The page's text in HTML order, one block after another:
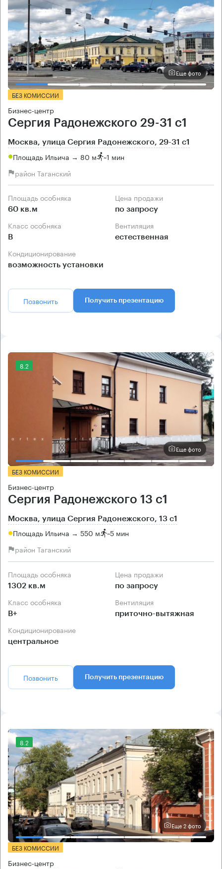
Еще фото
БЕЗ КОМИССИИ
Бизнес-центр
Сергия Радонежского 29-31 с1
Москва, улица Сергия Радонежского, 29-31 с1
Площадь Ильича → 80 м ~1 мин
район Таганский
Площадь особняка
60 кв.м
Цена продажи
по запросу
Класс особняка
B
Вентиляция
естественная
Кондиционирование
возможность установки
Позвонить Получить презентацию
8.2
Еще фото
БЕЗ КОМИССИИ
Бизнес-центр
Сергия Радонежского 13 с1
Москва, улица Сергия Радонежского, 13 с1
Площадь Ильича → 550 м ~5 мин
район Таганский
Площадь особняка
1302 кв.м
Цена продажи
по запросу
Класс особняка
B+
Вентиляция
приточно-вытяжная
Кондиционирование
центральное
Позвонить Получить презентацию
8.2
Еще 2 фото
БЕЗ КОМИССИИ
Бизнес-центр